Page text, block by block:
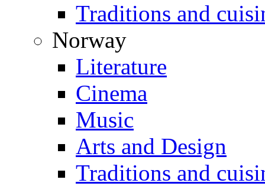
Traditions and
Norway
Literature
Cinema
Music
Arts and Design
Traditions and